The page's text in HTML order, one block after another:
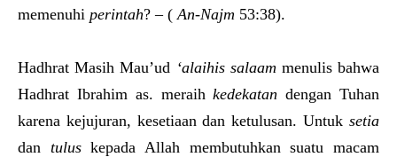
memenuhi perintah? – (An-Najm 53:38).
Hadhrat Masih Mau’ud ‘alaihis salaam menulis bahwa
Hadhrat Ibrahim as. meraihkedekatan dengan Tuhan
karena kejujuran, kesetiaan dan ketulusan. Untuk setia
dan tuluskepada Allah membutuhkan suatu macam